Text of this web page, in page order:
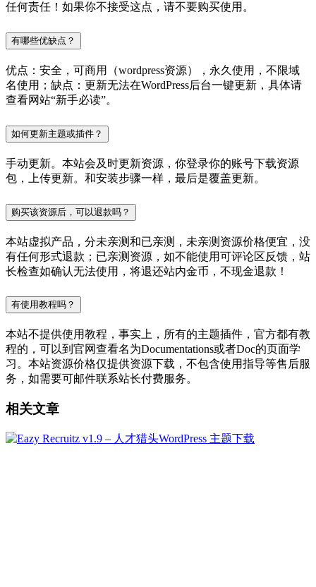
任何责任！如果你不接受这点，请不要购买使用。
有哪些优缺点？
优点：安全，可商用（wordpress资源），永久使用，不限域
名使用；缺点：更新无法在WordPress后台一键更新，具体请
查看网站“新手必读”。
如何更新主题或插件？
手动更新。本站会及时更新资源，你登录你的账号下载资源
包，上传更新。和安装步骤一样，最后是覆盖更新。
购买该资源后，可以退款吗？
本站虚拟产品，分未亲测和已亲测，未亲测资源价格便宜，没
有任何形式退款；已亲测资源，如不能使用可评论区反馈，站
长检查如确认无法使用，将退还站内金币，不现金退款！
有使用教程吗？
本站不提供使用教程，事实上，所有的主题插件，官方都有教
程的，可以到官网查看名为Documentations或者Doc的页面学
习。本站资源价格仅提供资源下载，不包含使用指导等售后服
务，如需要可邮件联系站长付费服务。
相关文章